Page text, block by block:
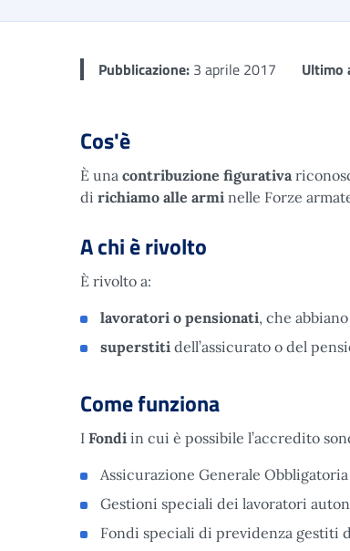
Pubblicazione: 3 aprile 2017 Ultimo
Cos'è
È una contribuzione figurativa
di richiamo alle armi nelle Forze
A chi è rivolto
È rivolto a:
lavoratori o pensionati, che
superstiti dell’assicurato o del
Come funziona
I Fondi in cui è possibile l’accredito
Assicurazione Generale
Gestioni speciali dei lavoratori
Fondi speciali di previdenza gestiti